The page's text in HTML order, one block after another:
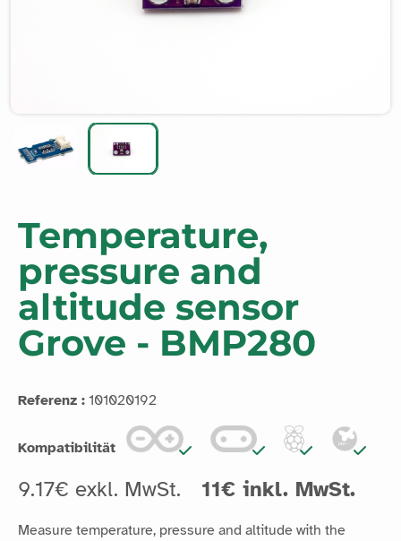
Temperature,
pressure and
altitude sensor
Grove - BMP280
Referenz : 101020192
Kompatibilität
9.17€ exkl. MwSt. 11€ inkl. MwSt.
Measure temperature, pressure and altitude with the